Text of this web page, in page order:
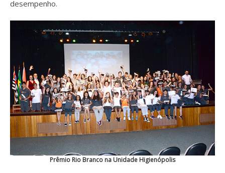
desempenho.
Prêmio Rio Branco na Unidade Higienópolis